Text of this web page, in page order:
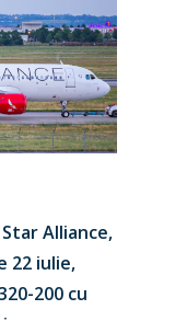
Alliance,
22 iulie,
200 cu